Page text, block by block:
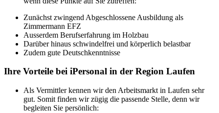
Zunächst zwingend Abgeschlossene Ausbildung als
Zimmermann EFZ
Ausserdem Berufserfahrung im Holzbau
Darüber hinaus schwindelfrei und körperlich belastbar
Zudem gute Deutschkenntnisse
Ihre Vorteile bei iPersonal in der Region Laufen
Als Vermittler kennen wir den Arbeitsmarkt in Laufen sehr
gut. Somit finden wir zügig die passende Stelle, denn wir
begleiten Sie persönlich: